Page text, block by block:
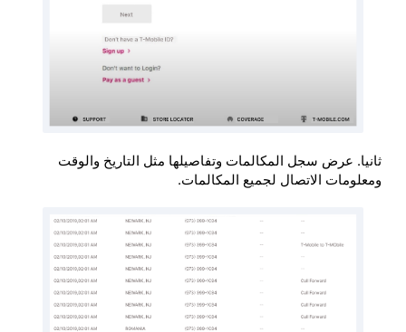
ثانيا. عرض سجل المكالمات وتفاصيلها مثل التاريخ والوقت
ومعلومات الاتصال لجميع المكالمات.